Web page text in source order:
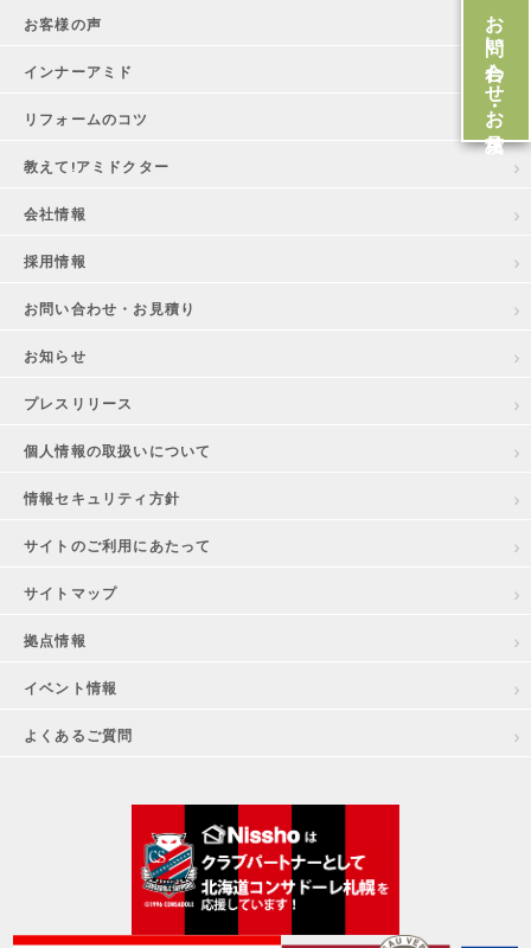
お客様の声
インナーアミド
リフォームのコツ
教えて!アミドクター
会社情報
採用情報
お問い合わせ・お見積り
お知らせ
プレスリリース
個人情報の取扱いについて
情報セキュリティ方針
サイトのご利用にあたって
サイトマップ
拠点情報
イベント情報
よくあるご質問
お問い合わせ・お見積